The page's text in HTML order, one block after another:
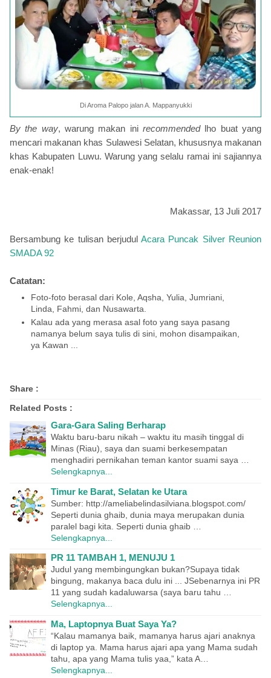
Di Aroma Palopo jalan A. Mappanyukki
By the way, warung makan inirecommended lho buat yang
mencari makanan khas Sulawesi Selatan, khususnya makanan
khas Kabupaten Luwu. Warung yang selalu ramai ini sajiannya
enak-enak!
Makassar, 13 Juli 2017
Bersambung ke tulisan berjudulAcara Puncak Silver Reunion
SMADA 92
Catatan:
Foto-foto berasal dari Kole, Aqsha, Yulia, Jumriani,
Linda, Fahmi, dan Nusawarta.
Kalau ada yang merasa asal foto yang saya pasang
namanya belum saya tulis di sini, mohon disampaikan,
ya Kawan ...
Share :
Related Posts :
Gara-Gara Saling Berharap
Waktu baru-baru nikah – waktu itu masih tinggal di
Minas (Riau), saya dan suami berkesempatan
menghadiri pernikahan teman kantor suami saya …
Selengkapnya...
Timur ke Barat, Selatan ke Utara
Sumber: http://ameliabelindasilviana.blogspot.com/
Seperti dunia ghaib, dunia maya merupakan dunia
paralel bagi kita. Seperti dunia ghaib …
Selengkapnya...
PR 11 TAMBAH 1, MENUJU 1
Judul yang membingungkan bukan?Supaya tidak
bingung, makanya baca dulu ini ... JSebenarnya ini PR
11 yang sudah kadaluwarsa (saya baru tahu …
Selengkapnya...
Ma, Laptopnya Buat Saya Ya?
“Kalau mamanya baik, mamanya harus ajari anaknya
di laptop ya. Mama harus ajari apa yang Mama sudah
tahu, apa yang Mama tulis yaa,” kata A…
Selengkapnya...